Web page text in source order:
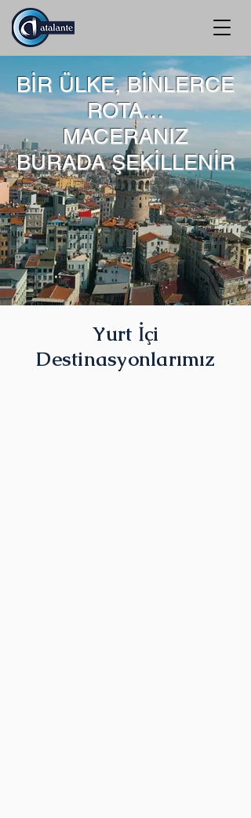
BİR ÜLKE, BİNLERCE
ROTA…
MACERANIZ
BURADA ŞEKİLLENİR
Yurt İçi
Destinasyonlarımız